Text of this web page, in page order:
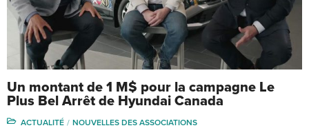
Un montant de 1 M$ pour la campagne Le
Plus Bel Arrêt de Hyundai Canada
ACTUALITÉ NOUVELLES DES ASSOCIATIONS